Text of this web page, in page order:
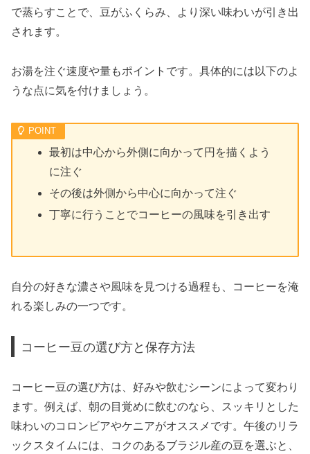
で蒸らすことで、豆がふくらみ、より深い味わいが引き出
されます。
お湯を注ぐ速度や量もポイントです。具体的には以下のよ
うな点に気を付けましょう。
最初は中心から外側に向かって円を描くよう
に注ぐ
その後は外側から中心に向かって注ぐ
丁寧に行うことでコーヒーの風味を引き出す
自分の好きな濃さや風味を見つける過程も、コーヒーを淹
れる楽しみの一つです。
コーヒー豆の選び方と保存方法
コーヒー豆の選び方は、好みや飲むシーンによって変わり
ます。例えば、朝の目覚めに飲むのなら、スッキリとした
味わいのコロンビアやケニアがオススメです。午後のリラ
ックスタイムには、コクのあるブラジル産の豆を選ぶと、